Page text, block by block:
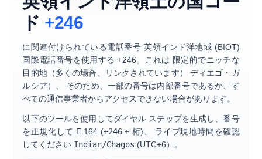
ド +246
に関連付けられている電話番号英領インド洋地域 (BIOT)
国際電話番号を使用する +246。これは 限定的でニッチな
目的地（多くの場合、リンクされています） ディエゴ・ガ
ルシア）、 そのため、一部の番号は内部番号であるか、す
べての通信事業者からアクセスできない場合があります。
以下のツールを使用してダイヤル ステップを生成し、番号
を正規化して E.164 (+246+ 桁)、 ライブ現地時間を確認
してください Indian/Chagos (UTC+6）。